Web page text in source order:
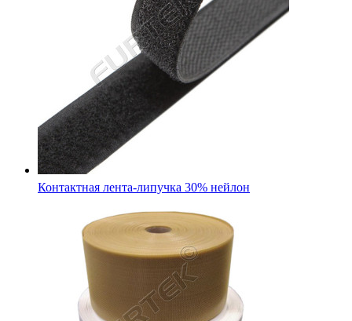
Контактная лента-липучка 30% нейлон